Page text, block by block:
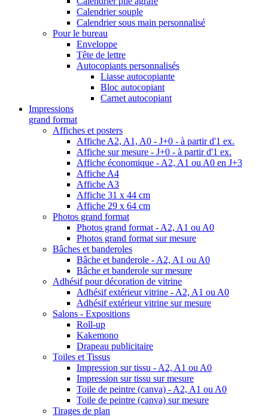
Calendrier souple
Calendrier sous main personnalisé
Pour le bureau
Enveloppe
Tête de lettre
Autocopiants personnalisés
Liasse autocopiante
Bloc autocopiant
Carnet autocopiant
Impressions
grand format
Affiches et posters
Affiche A2, A1, A0 - J+0 - à partir d'1 ex.
Affiche sur mesure - J+0 - à partir d'1 ex.
Affiche économique - A2, A1 ou A0 en J+3
Affiche A4
Affiche A3
Affiche 31 x 44 cm
Affiche 29 x 64 cm
Photos grand format
Photos grand format - A2, A1 ou A0
Photos grand format sur mesure
Bâches et banderoles
Bâche et banderole - A2, A1 ou A0
Bâche et banderole sur mesure
Adhésif pour décoration de vitrine
Adhésif extérieur vitrine - A2, A1 ou A0
Adhésif extérieur vitrine sur mesure
Salons - Expositions
Roll-up
Kakemono
Drapeau publicitaire
Toiles et Tissus
Impression sur tissu - A2, A1 ou A0
Impression sur tissu sur mesure
Toile de peintre (canva) - A2, A1 ou A0
Toile de peintre (canva) sur mesure
Tirages de plan